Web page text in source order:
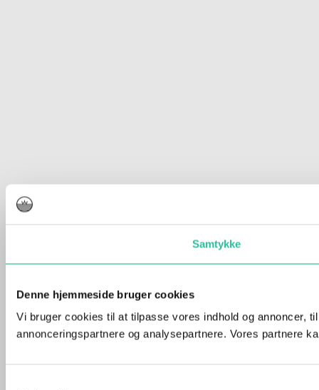
Samtykke
Denne hjemmeside bruger cookies
Vi bruger cookies til at tilpasse vores indhold og annoncer,
annonceringspartnere og analysepartnere. Vores partnere